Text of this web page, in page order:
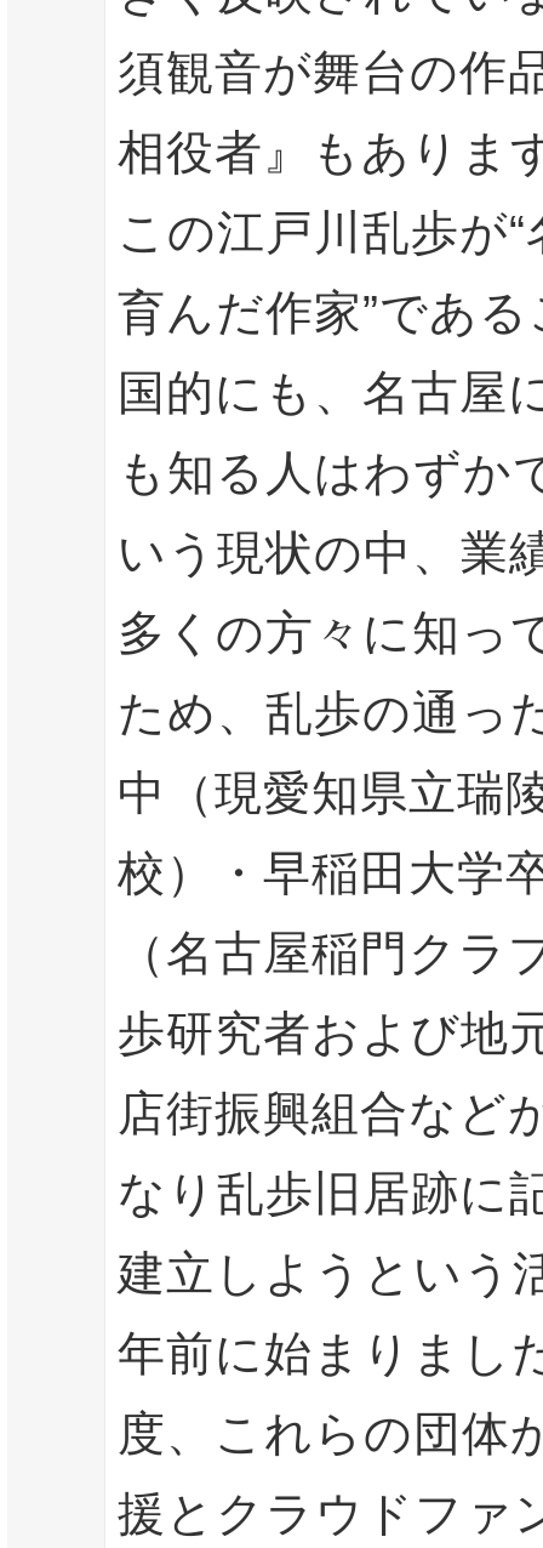
須観音が舞台の作
相役者』もありま
この江戸川乱歩が
育んだ作家”であ
国的にも、名古屋
も知る人はわずか
いう現状の中、業
多くの方々に知っ
ため、乱歩の通っ
中（現愛知県立瑞
校）・早稲田大学
（名古屋稲門クラ
歩研究者および地
店街振興組合など
なり乱歩旧居跡に
建立しようという
年前に始まりまし
度、これらの団体
援とクラウドファ